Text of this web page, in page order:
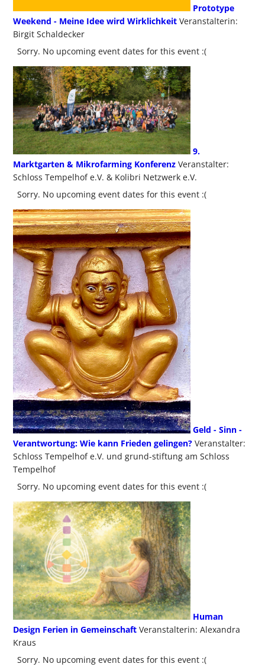
Prototype
Weekend - Meine Idee wird Wirklichkeit Veranstalterin:
Birgit Schaldecker
Sorry. No upcoming event dates for this event :(
9.
Marktgarten & Mikrofarming Konferenz Veranstalter:
Schloss Tempelhof e.V. & Kolibri Netzwerk e.V.
Sorry. No upcoming event dates for this event :(
Geld - Sinn -
Verantwortung: Wie kann Frieden gelingen? Veranstalter:
Schloss Tempelhof e.V. und grund-stiftung am Schloss
Tempelhof
Sorry. No upcoming event dates for this event :(
Human
Design Ferien in Gemeinschaft Veranstalterin: Alexandra
Kraus
Sorry. No upcoming event dates for this event :(